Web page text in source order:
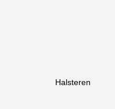
Halsteren